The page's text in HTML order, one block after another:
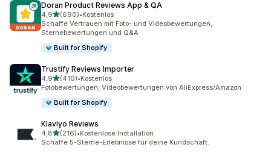
Doran Product Reviews App & QA
4,9von 5 Sternen
(690)
690 Rezensionen insgesamt
•Kostenlos
Schaffe Vertrauen mit Foto- und Videobewertungen,
Sternebewertungen und Q&A
Built for Shopify
Trustify Reviews Importer
4,9von 5 Sternen
(410)
410 Rezensionen insgesamt
•Kostenlos
Fotobewertungen, Videobewertungen von AliExpress/Amazon
Built for Shopify
Klaviyo Reviews
4,8von 5 Sternen
(216)
216 Rezensionen insgesamt
•Kostenlose Installation
Schaffe 5-Sterne-Erlebnisse für deine Kundschaft.